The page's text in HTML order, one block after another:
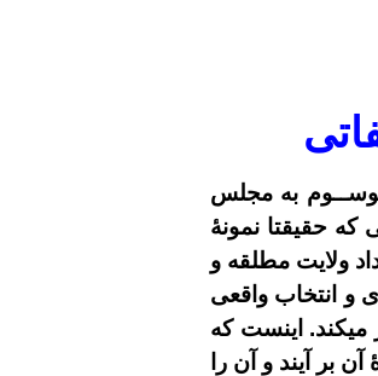
به مجلس
که حقیقتا نمونۀ
ولایت مطلقه و
و انتخاب واقعی
اینست که
بر آیند و آن را